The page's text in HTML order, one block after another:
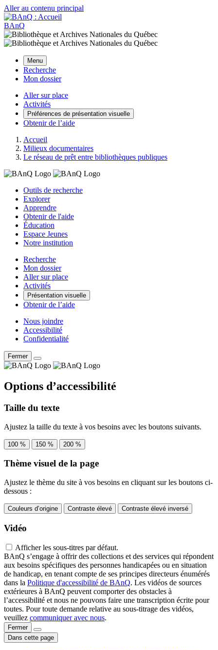
Aller au contenu principal
BAnQ
Menu
Recherche
Mon dossier
Aller sur place
Activités
Préférences de présentation visuelle
Obtenir de l’aide
Accueil
Milieux documentaires
Le réseau de prêt entre bibliothèques publiques
Outils de recherche
Explorer
Apprendre
Obtenir de l'aide
Éducation
Espace Jeunes
Notre institution
Recherche
Mon dossier
Aller sur place
Activités
Présentation visuelle
Obtenir de l’aide
Nous joindre
Accessibilité
Confidentialité
Fermer
Options d’accessibilité
Taille du texte
Ajustez la taille du texte à vos besoins avec les boutons suivants.
100 % 150 % 200 %
Thème visuel de la page
Ajustez le thème du site à vos besoins en cliquant sur les boutons ci-
dessous :
Couleurs d’origine Contraste élevé Contraste élevé inversé
Vidéo
Afficher les sous-titres par défaut.
BAnQ s’engage à offrir des collections et des services qui répondent
aux besoins spécifiques des personnes handicapées ou en situation
de handicap, en tenant compte de ses principes directeurs énumérés
dans la Politique d'accessibilité de BAnQ. Les vidéos de sources
extérieures à BAnQ peuvent comporter des obstacles à
l’accessibilité et nous ne pouvons faire une transcription écrite pour
toutes. Pour toute demande relative au sous-titrage des vidéos,
veuillez communiquer avec nous.
Fermer
Dans cette page